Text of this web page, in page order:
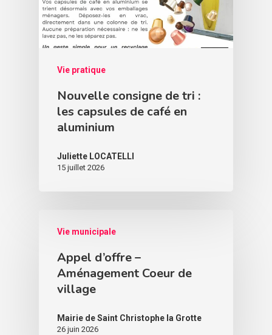
Vie pratique
Nouvelle consigne de tri :
les capsules de café en
aluminium
Juliette LOCATELLI
15 juillet 2026
Vie municipale
Appel d’offre –
Aménagement Coeur de
village
Mairie de Saint Christophe la Grotte
26 juin 2026